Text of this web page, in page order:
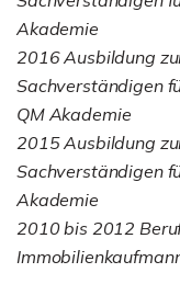
Akademie
2016 Ausbildung
Sachverständigen
QM Akademie
2015 Ausbildung
Sachverständigen
Akademie
2010 bis 2012